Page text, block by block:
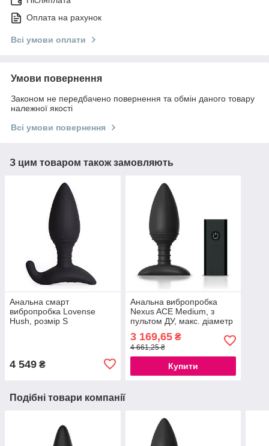
Оплата на рахунок
Всі умови оплати
Умови повернення
Законом не передбачено повернення та обмін даного товару
належної якості
Всі умови повернення
З цим товаром також замовляють
Анальна смарт
вибропробка Lovense
Hush, розмір S
4 549 ₴
Анальна вибропробка
Nexus ACE Medium, з
пультом ДУ, макс. діаметр
3 169,65₴
4 661,25 ₴
Купити
Подібні товари компанії